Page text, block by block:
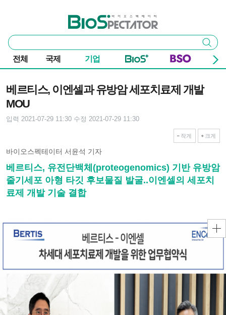
바이오스펙테이터
통
합
검
색
검색
전체 국제 기업
베르티스, 이엔셀과 유방암 세포치료제 개발
MOU
입력 2021-07-29 11:30 수정 2021-07-29 11:30
작게 크게
바이오스펙테이터 서윤석 기자
베르티스, 유전단백체(proteogenomics) 기반 유방암
줄기세포 아형 타깃 후보물질 발굴..이엔셀의 세포치
료제 개발 기술 결합